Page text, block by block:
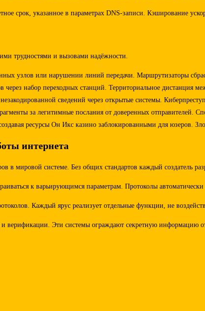
срок, указанное в параметрах DNS-записи. Кэширование
трудностями и вызовами надёжности.
узлов или нарушении линий передачи. Маршрутизаторы
набор переходных станций. Территориальное дистанция
сведений через открытые системы.
за легитимные послания от доверенных отправителей.
ресурсы Он Икс казино заблокированными для
интернета
в мировой системе. Без общих стандартов каждый
к варьирующимся параметрам. Протоколы
Каждый ярус реализует отдельные функции, не
верификации. Эти системы ограждают секретную информацию